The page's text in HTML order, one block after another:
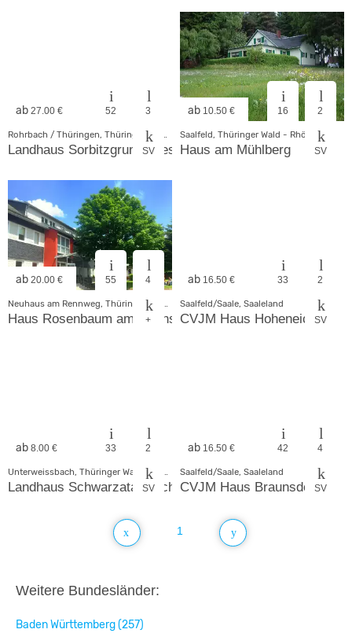
ab 27.00 € 52 3
SV
Rohrbach / Thüringen, Thüringer Wald - Rhön
Landhaus Sorbitzgrund Dressel
ab 10.50 € 16 2
SV
Saalfeld, Thüringer Wald - Rhön
Haus am Mühlberg
ab 20.00 € 55 4
+
Haus Rosenbaum am Rennsteig
ab 16.50 € 33 2
SV
Saalfeld/Saale, Saaleland
CVJM Haus Hoheneiche
ab 8.00 € 33 2
SV
Unterweissbach, Thüringer Wald - Rhön
Landhaus Schwarzatal / Schieferspalthütte
ab 16.50 € 42 4
SV
Saalfeld/Saale, Saaleland
CVJM Haus Braunsdorf
1
Weitere Bundesländer:
Baden Württemberg (257)